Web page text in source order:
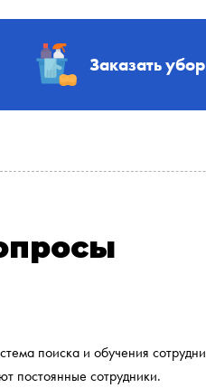
Заказать
поиска и обучения
постоянные сотрудники.